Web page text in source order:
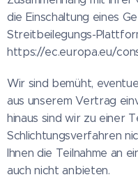
die Einschaltung eines
Streitbeilegungs-
https://ec.europa.eu/
Wir sind bemüht,
aus unserem Vertrag
hinaus sind wir zu einer
Schlichtungsverfahren
Ihnen die Teilnahme an
auch nicht anbieten.